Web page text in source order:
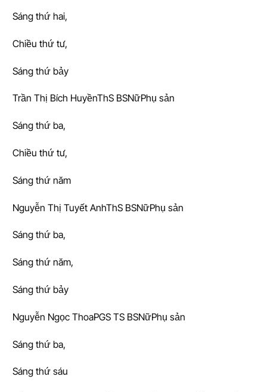
Sáng thứ hai,
Chiều thứ tư,
Sáng thứ bảy
Trần Thị Bích HuyềnThS BSNữPhụ sản
Sáng thứ ba,
Chiều thứ tư,
Sáng thứ năm
Nguyễn Thị Tuyết AnhThS BSNữPhụ sản
Sáng thứ ba,
Sáng thứ năm,
Sáng thứ bảy
Nguyễn Ngọc ThoaPGS TS BSNữPhụ sản
Sáng thứ ba,
Sáng thứ sáu